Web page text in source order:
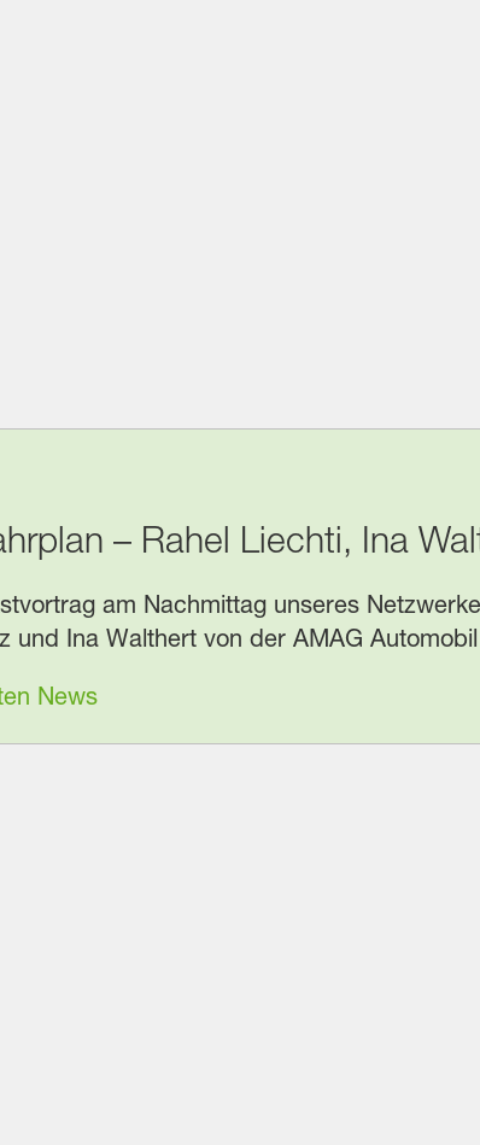
– Rahel Liechti, Ina
am Nachmittag unseres
und Ina Walthert von der AMAG
News